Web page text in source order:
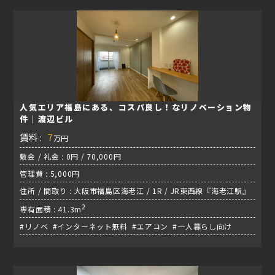
人気エリア福島にある、コスパ良し！なリノベーション物
件｜渡辺ビル
賃料 : 7万円
敷金 / 礼金 : 0円 / 70,000円
管理費 : 5,000円
住所 / 間取り : 大阪市福島区海老江 / 1R / JR東西線『海老江駅』
専有面積 : 41.3m2
#リノベ #インターネット無料 #エアコン #一人暮らし向け